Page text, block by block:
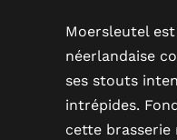
Moersleutel
néerlandaise
ses stouts
intrépides.
cette brasserie